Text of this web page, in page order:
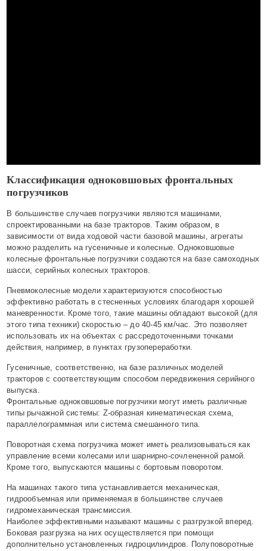
Классификация одноковшовых фронтальных
погрузчиков
В большинстве случаев погрузчики являются машинами,
спроектированными на базе тракторов. Таким образом, в
зависимости от вида ходовой части базовой машины, агрегаты
можно разделить на гусеничные и колесные. Одноковшовые
колесные фронтальные погрузчики создаются на базе самоходных
шасси, серийных колесных тракторов.
Пневмоколесные модели характеризуются способностью
эффективно работать в стесненных условиях благодаря хорошей
маневренности. Кроме того, такие машины обладают высокой (для
этого типа техники) скоростью – до 40-45 км/час. Это позволяет
использовать их на объектах с рассредоточенными точками
действия, например, в пунктах грузопереработки.
Гусеничные, соответственно, на базе различных моделей
тракторов с соответствующим способом передвижения серийного
выпуска.
Фронтальные одноковшовые погрузчики могут иметь различные
типы рычажной системы: Z-образная кинематическая схема,
параллелограммная или система смешанного типа.
Поворотная схема погрузчика может иметь реализовываться как
управление всеми колесами или шарнирно-сочлененной рамой.
Кроме того, выпускаются машины с бортовым поворотом.
На машинах такого типа устанавливается механическая,
гидрообъемная или применяемая в большинстве случаев
гидромеханическая трансмиссия.
Наиболее эффективными называют машины с разгрузкой вперед.
Боковая разгрузка на них осуществляется при помощи
дополнительно установленных гидроцилиндров. Полуповоротные